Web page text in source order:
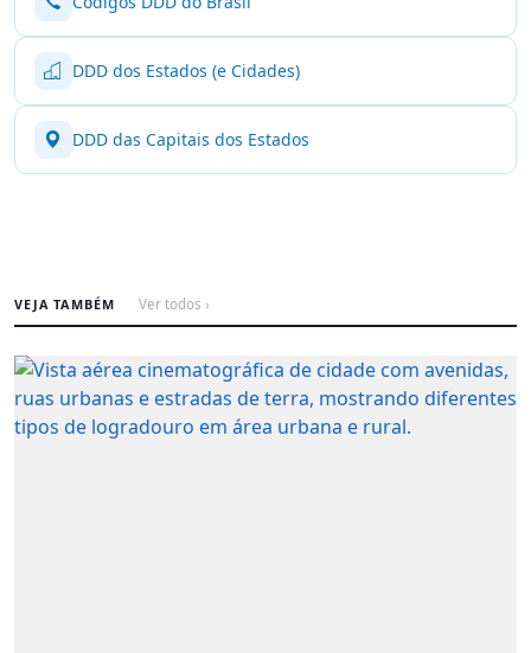
DDD dos Estados (e Cidades)
DDD das Capitais dos Estados
VEJA TAMBÉM Ver todos ›